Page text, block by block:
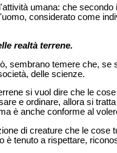
umana: che
considerato come
realtà terrene.
sembrano temere che,
delle scienze.
si vuol dire che le
e ordinare, allora si
è anche conforme al
di creature che le
è tenuto a rispettare,